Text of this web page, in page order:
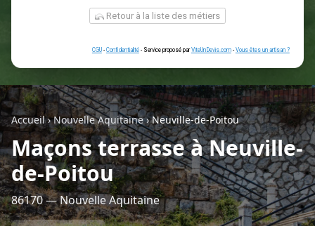
ou
Retour à la liste des métiers
CGU - Confidentialité- Service proposé parViteUnDevis.com -Vous
Accueil›Nouvelle Aquitaine›Neuville-de-Poitou
Maçons terrasse à Neuville-
de-Poitou
86170 — Nouvelle Aquitaine